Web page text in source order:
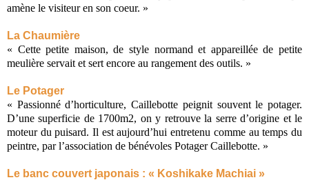
amène le visiteur en son coeur. »
La Chaumière
« Cette petite maison, de style normand et appareillée de petite
meulière servait et sert encore au rangement des outils. »
Le Potager
« Passionné d’horticulture, Caillebotte peignit souvent le potager.
D’une superficie de 1700m2, on y retrouve la serre d’origine et le
moteur du puisard. Il est aujourd’hui entretenu comme au temps du
peintre, par l’association de bénévoles Potager Caillebotte. »
Le banc couvert japonais : « Koshikake Machiai »